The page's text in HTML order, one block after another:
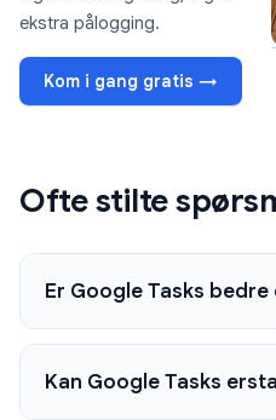
ekstra pålogging.
Kom i gang gratis →
Ofte stilte
Er Google Tasks
Kan Google Tasks